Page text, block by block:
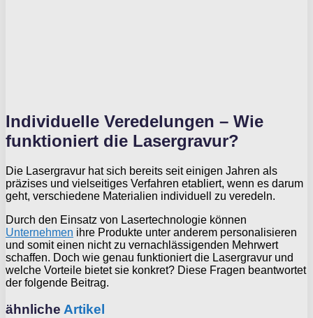
Individuelle Veredelungen – Wie
funktioniert die Lasergravur?
Die Lasergravur hat sich bereits seit einigen Jahren als
präzises und vielseitiges Verfahren etabliert, wenn es darum
geht, verschiedene Materialien individuell zu veredeln.
Durch den Einsatz von Lasertechnologie können
Unternehmen ihre Produkte unter anderem personalisieren
und somit einen nicht zu vernachlässigenden Mehrwert
schaffen. Doch wie genau funktioniert die Lasergravur und
welche Vorteile bietet sie konkret? Diese Fragen beantwortet
der folgende Beitrag.
ähnliche Artikel